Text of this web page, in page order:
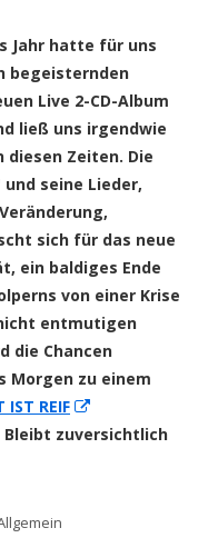
für uns
begeisternden
Live 2-CD-Album
ließ uns irgendwie
diesen Zeiten. Die
und seine Lieder,
sich für das neue
ein baldiges Ende
von einer Krise
entmutigen
die Chancen
Morgen zu einem
IST REIF
neuem